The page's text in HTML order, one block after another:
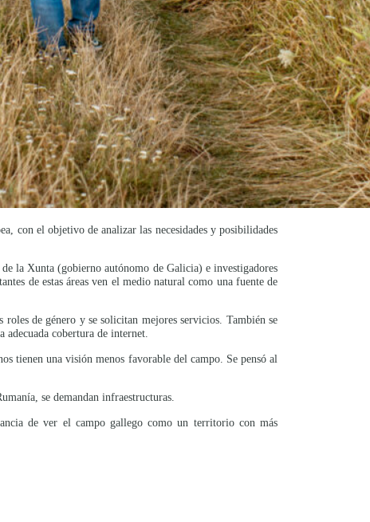
con el objetivo de analizar las necesidades y posibilidades
la Xunta (gobierno autónomo de Galicia) e investigadores
de estas áreas ven el medio natural como una fuente de
roles de género y se solicitan mejores servicios. También se
adecuada cobertura de internet.
tienen una visión menos favorable del campo. Se pensó al
se demandan infraestructuras.
de ver el campo gallego como un territorio con más